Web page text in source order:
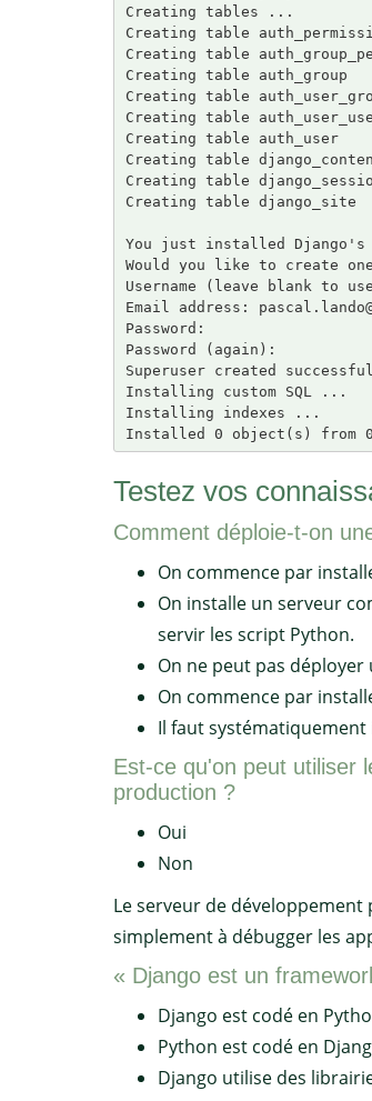
Creating tables ...
Creating table
Creating table
Creating table auth_group
Creating table
Creating table
Creating table auth_user
Creating table
Creating table
Creating table django_site
You just installed Django's
Would you like to create
Username (leave blank to
Email address:
Password:
Password (again):
Superuser created
Installing custom SQL ...
Installing indexes ...
Testez vos
Comment déploie-t-on
On commence par
On installe un serveur
servir les script Python.
On ne peut pas
On commence par
Il faut
Est-ce qu'on peut utiliser
production ?
Oui
Non
Le serveur de
simplement à débugger les
« Django est un
Django est codé en
Python est codé en
Django utilise des